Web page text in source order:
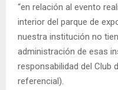
“en relación al evento
interior del parque de
nuestra institución no
administración de esas
responsabilidad del Club
referencial).